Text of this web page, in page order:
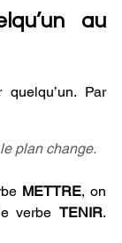
au
Par
plan change.
METTRE, on
verbe TENIR.